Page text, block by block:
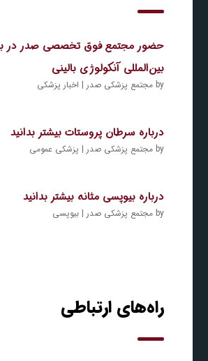
حضور مجتمع فوق تخصصی صدر در
بین‌المللی آنکولوژی بالینی
by مجتمع پزشکی صدر| اخبار پزشکی
درباره سرطان پروستات بیشتر بدانید
by مجتمع پزشکی صدر| پزشکی عمومی
درباره بیوپسی مثانه بیشتر بدانید
by مجتمع پزشکی صدر| بیوپسی
راه‌های ارتباطی